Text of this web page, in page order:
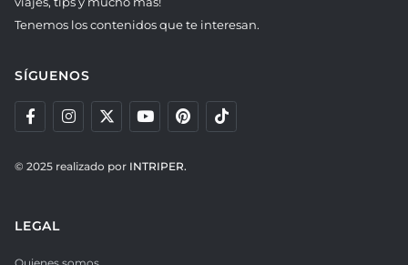
Tenemos los contenidos que te interesan.
SÍGUENOS
© 2025 realizado por INTRIPER.
LEGAL